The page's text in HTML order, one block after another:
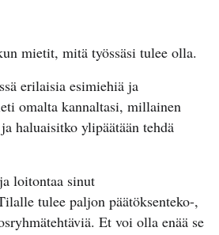
mietit, mitä työssäsi tulee olla.
erilaisia esimiehiä ja
omalta kannaltasi, millainen
haluaisitko ylipäätään tehdä
loitontaa sinut
tulee paljon päätöksenteko-,
Et voi olla enää se